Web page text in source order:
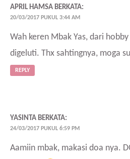
APRIL HAMSA BERKATA:
20/03/2017 PUKUL 3:44 AM
Wah keren Mbak Yas, dari
digeluti. Thx sahtingnya, moga
REPLY
YASINTA BERKATA:
24/03/2017 PUKUL 6:59 PM
Aamiin mbak, makasi doa nya.